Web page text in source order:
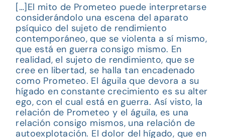
[…]El mito de Prometeo puede interpretarse
considerándolo una escena del aparato
psíquico del sujeto de rendimiento
contemporáneo, que se violenta a sí mismo,
que está en guerra consigo mismo. En
realidad, el sujeto de rendimiento, que se
cree en libertad, se halla tan encadenado
como Prometeo. El águila que devora a su
hígado en constante crecimiento es su alter
ego, con el cual está en guerra. Así visto, la
relación de Prometeo y el águila, es una
relación consigo mismos, una relación de
autoexplotación. El dolor del hígado, que en